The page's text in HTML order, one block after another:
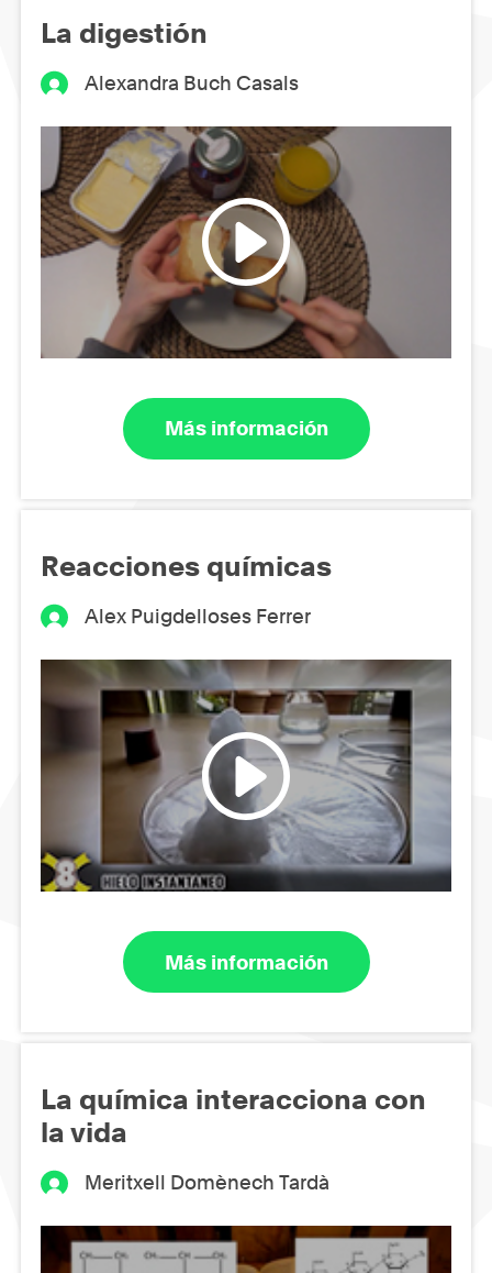
La digestión
Alexandra Buch Casals
Más información
Reacciones químicas
Alex Puigdelloses Ferrer
Más información
La química interacciona con
la vida
Meritxell Domènech Tardà